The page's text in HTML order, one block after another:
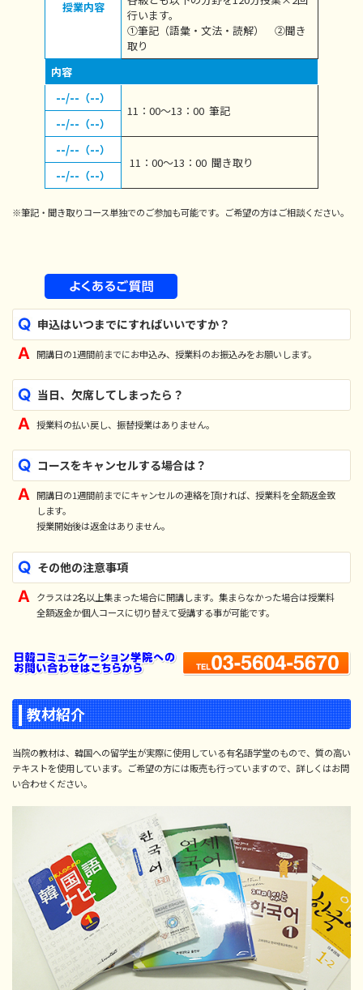
授業内容
行います。
①筆記（語彙・文法・読解） ②聞き
取り
内容
--/--（--）
11：00～13：00 筆記
--/--（--）
--/--（--）
11：00～13：00 聞き取り
--/--（--）
※筆記・聞き取りコース単独でのご参加も可能です。ご希望の方はご相談ください。
申込はいつまでにすればいいですか？
開講日の1週間前までにお申込み、授業料のお振込みをお願いします。
当日、欠席してしまったら？
授業料の払い戻し、振替授業はありません。
コースをキャンセルする場合は？
開講日の1週間前までにキャンセルの連絡を頂ければ、授業料を全額返金致
します。
授業開始後は返金はありません。
その他の注意事項
クラスは2名以上集まった場合に開講します。集まらなかった場合は授業料
全額返金か個人コースに切り替えて受講する事が可能です。
教材紹介
当院の教材は、韓国への留学生が実際に使用している有名語学堂のもので、質の高い
テキストを使用しています。ご希望の方には販売も行っていますので、詳しくはお問
い合わせください。